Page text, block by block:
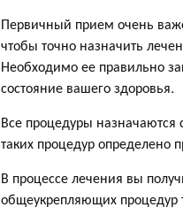
Первичный прием очень
чтобы точно назначить
Необходимо ее правильно
состояние вашего здоровья.
Все процедуры назначаются
таких процедур определено
В процессе лечения вы
общеукрепляющих процедур